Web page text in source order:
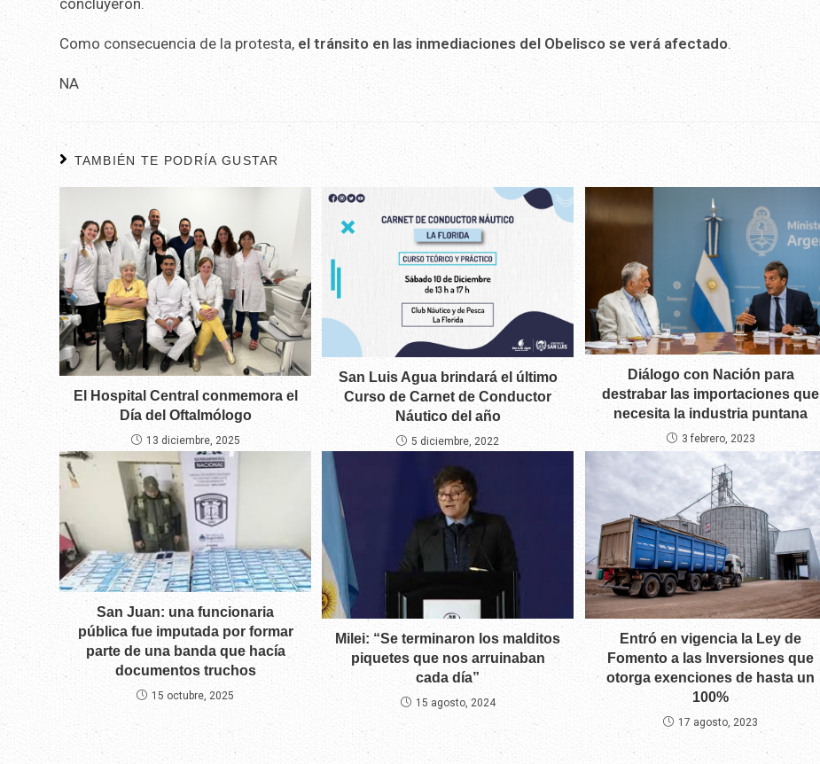
concluyeron.
Como consecuencia de la protesta, el tránsito en las inmediaciones del Obelisco se verá afectado.
NA
TAMBIÉN TE PODRÍA GUSTAR
El Hospital Central conmemora el
Día del Oftalmólogo
13 diciembre, 2025
San Luis Agua brindará el último
Curso de Carnet de Conductor
Náutico del año
5 diciembre, 2022
Diálogo con Nación para
destrabar las importaciones que
necesita la industria puntana
3 febrero, 2023
San Juan: una funcionaria
pública fue imputada por formar
parte de una banda que hacía
documentos truchos
15 octubre, 2025
Milei: “Se terminaron los malditos
piquetes que nos arruinaban
cada día”
15 agosto, 2024
Entró en vigencia la Ley de
Fomento a las Inversiones que
otorga exenciones de hasta un
100%
17 agosto, 2023